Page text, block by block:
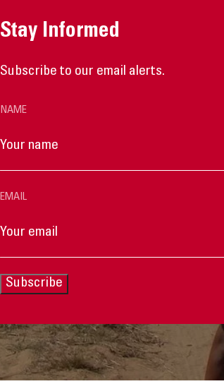
Stay Informed
Subscribe to our email alerts.
NAME
EMAIL
Subscribe